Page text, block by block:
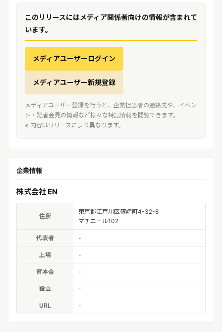
このリリースにはメディア関係者向けの情報が含まれて
います。
メディアユーザーログイン
メディアユーザー新規登録
メディアユーザー登録を行うと、企業担当者の連絡先や、イベン
ト・記者会見の情報など様々な特記情報を閲覧できます。
※ 内容はリリースにより異なります。
企業情報
株式会社 EN
住所
東京都江戸川区篠崎町4-32-8
マチエール102
代表者 -
上場 -
資本金 -
設立 -
URL -